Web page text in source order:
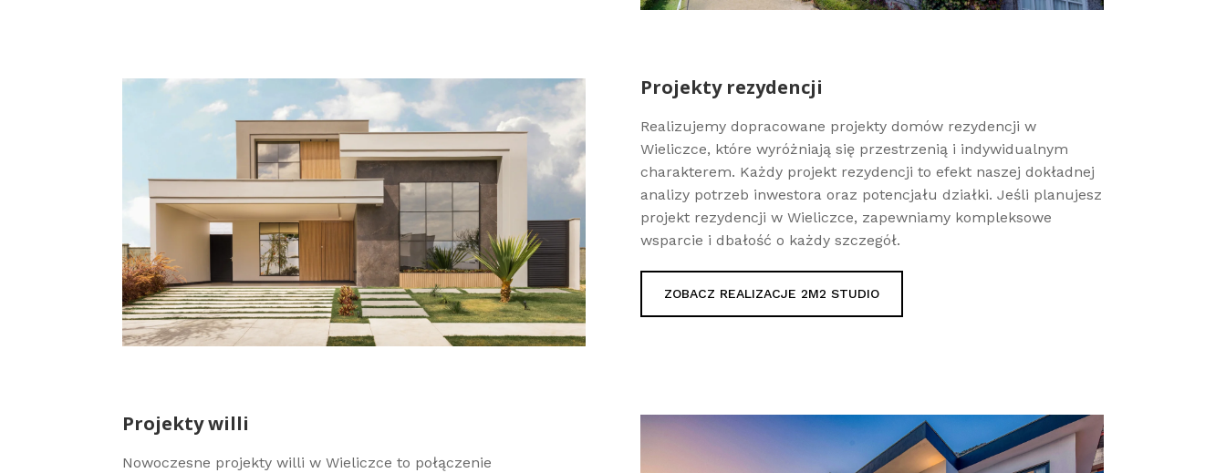
Projekty rezydencji
Realizujemy dopracowane projekty domów rezydencji w
Wieliczce, które wyróżniają się przestrzenią i indywidualnym
charakterem. Każdy projekt rezydencji to efekt naszej dokładnej
analizy potrzeb inwestora oraz potencjału działki. Jeśli planujesz
projekt rezydencji w Wieliczce, zapewniamy kompleksowe
wsparcie i dbałość o każdy szczegół.
ZOBACZ REALIZACJE 2M2 STUDIO
Projekty willi
Nowoczesne projekty willi w Wieliczce to połączenie